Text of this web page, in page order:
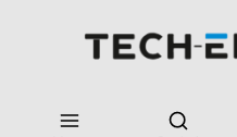
Otwórz